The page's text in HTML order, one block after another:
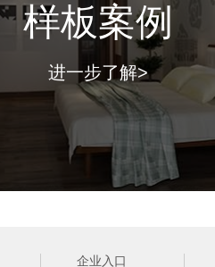
样板案例
进一步了解>
企业入口